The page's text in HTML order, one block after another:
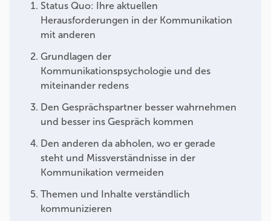
Status Quo: Ihre aktuellen
Herausforderungen in der Kommunikation
mit anderen
Grundlagen der
Kommunikationspsychologie und des
miteinander redens
Den Gesprächspartner besser wahrnehmen
und besser ins Gespräch kommen
Den anderen da abholen, wo er gerade
steht und Missverständnisse in der
Kommunikation vermeiden
Themen und Inhalte verständlich
kommunizieren